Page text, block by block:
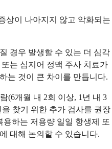
상이 나아지지 않고 악화되는
경우 발생할 수 있는 더 심각
는 심지어 정맥 주사 치료가
는 것이 큰 차이를 만듭니다.
(6개월 내 2회 이상, 1년 내 3
찾기 위한 추가 검사를 권장
하는 저용량 일일 항생제 또
대해 논의할 수 있습니다.